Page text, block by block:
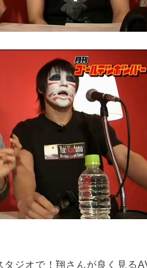
ジオで！翔さんが良く見る